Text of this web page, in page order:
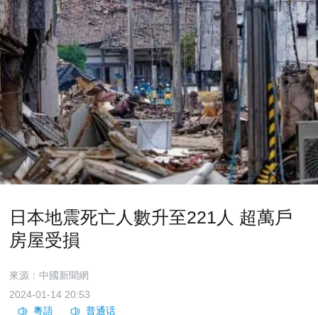
日本地震死亡人數升至221人 超萬戶
房屋受損
來源：中國新聞網
2024-01-14 20:53